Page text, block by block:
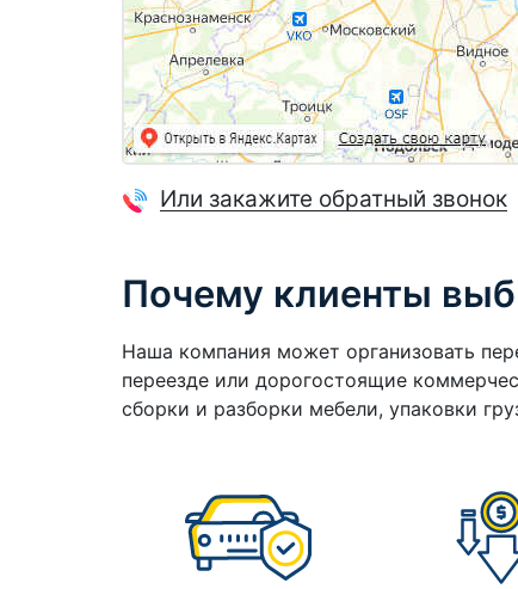
Или закажите обратный звонок
Почему клиенты
Наша компания может организовать
переезде или дорогостоящие
сборки и разборки мебели, упаковки